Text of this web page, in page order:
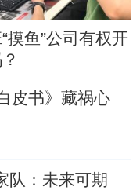
“摸鱼”公司有权开
皮书》藏祸心
队：未来可期